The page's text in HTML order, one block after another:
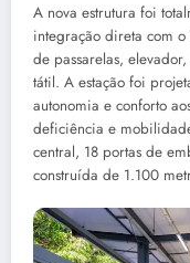
A nova estrutura foi
integração direta com
de passarelas,
tátil. A estação foi
autonomia e conforto
deficiência e
central, 18 portas de
construída de 1.100